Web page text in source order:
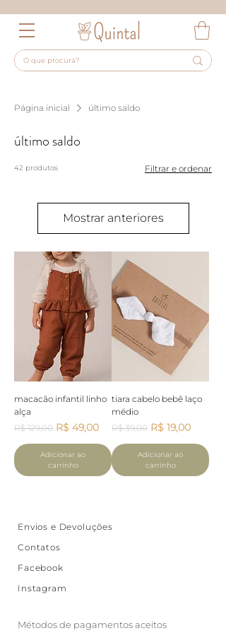
Página inicial último saldo
último saldo
42 produtos Filtrar e ordenar
Mostrar anteriores
macacão infantil linho
alça
Preço normal
R$ 129,00 Preço promocional
R$ 49,00
Adicionar ao
carrinho
tiara cabelo bebê laço
médio
Preço normal
R$ 39,00 Preço
R$ 19,00
Adicionar ao
carrinho
Envios e Devoluções
Contatos
Facebook
Instagram
Métodos de pagamentos aceitos